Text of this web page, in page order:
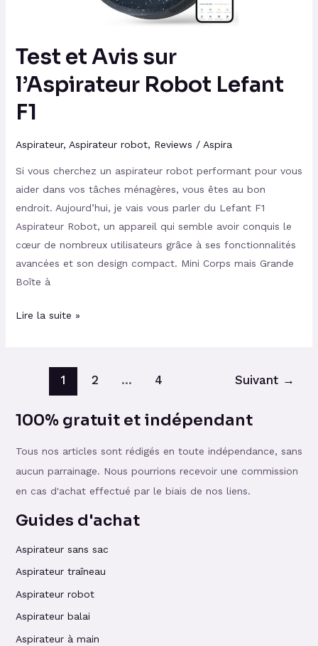
Test et Avis sur
l’Aspirateur Robot Lefant
F1
Aspirateur, Aspirateur robot, Reviews / Aspira
Si vous cherchez un aspirateur robot performant pour vous
aider dans vos tâches ménagères, vous êtes au bon
endroit. Aujourd’hui, je vais vous parler du Lefant F1
Aspirateur Robot, un appareil qui semble avoir conquis le
cœur de nombreux utilisateurs grâce à ses fonctionnalités
avancées et son design compact. Mini Corps mais Grande
Boîte à
Lire la suite »
1 2 … 4 Suivant →
100% gratuit et indépendant
Tous nos articles sont rédigés en toute indépendance, sans
aucun parrainage. Nous pourrions recevoir une commission
en cas d'achat effectué par le biais de nos liens.
Guides d'achat
Aspirateur sans sac
Aspirateur traîneau
Aspirateur robot
Aspirateur balai
Aspirateur à main